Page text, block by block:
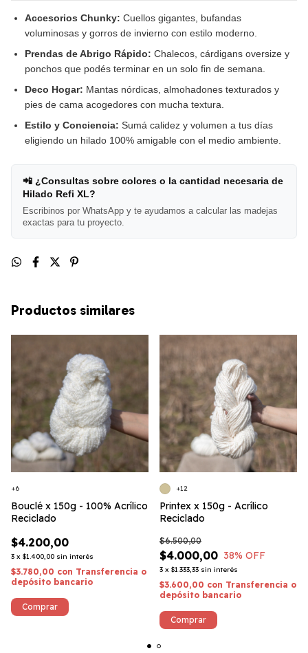
Accesorios Chunky: Cuellos gigantes, bufandas
voluminosas y gorros de invierno con estilo moderno.
Prendas de Abrigo Rápido: Chalecos, cárdigans oversize y
ponchos que podés terminar en un solo fin de semana.
Deco Hogar: Mantas nórdicas, almohadones texturados y
pies de cama acogedores con mucha textura.
Estilo y Conciencia: Sumá calidez y volumen a tus días
eligiendo un hilado 100% amigable con el medio ambiente.
📲 ¿Consultas sobre colores o la cantidad necesaria de
Hilado Refi XL?
Escribinos por WhatsApp y te ayudamos a calcular las madejas
exactas para tu proyecto.
Productos similares
Bouclé x 150g - 100% Acrílico
Reciclado
$4.200,00
3 x $1.400,00 sin interés
$3.780,00 con Transferencia o
depósito bancario
+6
Comprar
Printex x 150g - Acrílico
Reciclado
$4.000,00
$6.500,00
38% OFF
3 x $1.333,33 sin interés
$3.600,00 con Transferencia o
depósito bancario
+12
Comprar